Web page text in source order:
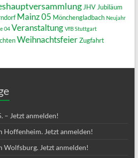
JHV Jubiläum
Mainz 05 Mönchengladbach Neujahr
04 Veranstaltung VfB Stuttgart
Weihnachtsfeier Zugfahrt
– Jetzt anmelden!
Hoffenheim. Jetzt anmelden!
Wolfsburg. Jetzt anmelden!